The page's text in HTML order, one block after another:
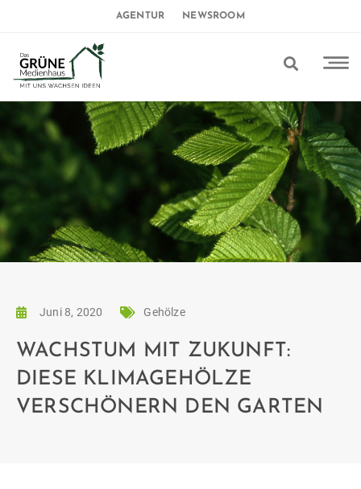
AGENTUR NEWSROOM
Juni 8, 2020 Gehölze
WACHSTUM MIT ZUKUNFT:
DIESE KLIMAGEHÖLZE
VERSCHÖNERN DEN GARTEN